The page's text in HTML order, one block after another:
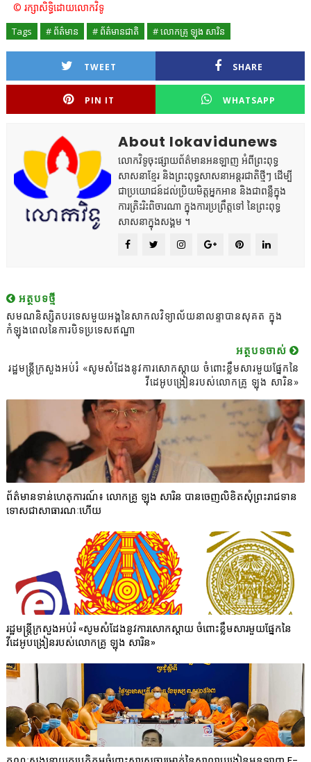
© រក្សាសិទ្ធិដោយលោកវិទូ
Tags # ព័ត៌មាន # ព័ត៌មានជាតិ # លោកគ្រូ ឡុង សារិន
TWEET SHARE
PIN IT WHATSAPP
About lokavidunews
លោកវិទូចុះផ្សាយព័ត៌មានអនឡាញ អំពីព្រះពុទ្ធ
សាសនាខ្មែរ និងព្រះពុទ្ធសាសនាអន្តរជាតិថ្មីៗ ដើម្បី
ជាប្រយោជន៍ដល់ប្រិយមិត្តអ្នកអាន និងជាពន្លឺក្នុង
ការត្រិះរិះពិចារណា ក្នុងការប្រព្រឹត្តទៅ នៃព្រះពុទ្ធ
សាសនាក្នុងសង្គម ។
អត្ថបទថ្មី
សមណនិស្សិតបរទេសមួយអង្គនៃសាកលវិទ្យាល័យនាលន្ទាបានសុគត ក្នុង
កំឡុងពេលនៃការបិទប្រទេសឥណ្ឌា
អត្ថបទចាស់
រដ្ឋមន្ត្រីក្រសួងអប់រំ «សូមសំដែងនូវការសោកស្ដាយ ចំពោះខ្លឹមសារមួយផ្នែកនៃ
វីដេអូបង្រៀនរបស់លោកគ្រូ ឡុង សារិន»
ព័ត៌មានទាន់ហេតុការណ៍៖ លោកគ្រូ ឡុង សារិន បានចេញលិខិតសុំព្រះរាជទាន
ទោសជាសាធារណៈហើយ
រដ្ឋមន្ត្រីក្រសួងអប់រំ «សូមសំដែងនូវការសោកស្ដាយ ចំពោះខ្លឹមសារមួយផ្នែកនៃ
វីដេអូបង្រៀនរបស់លោកគ្រូ ឡុង សារិន»